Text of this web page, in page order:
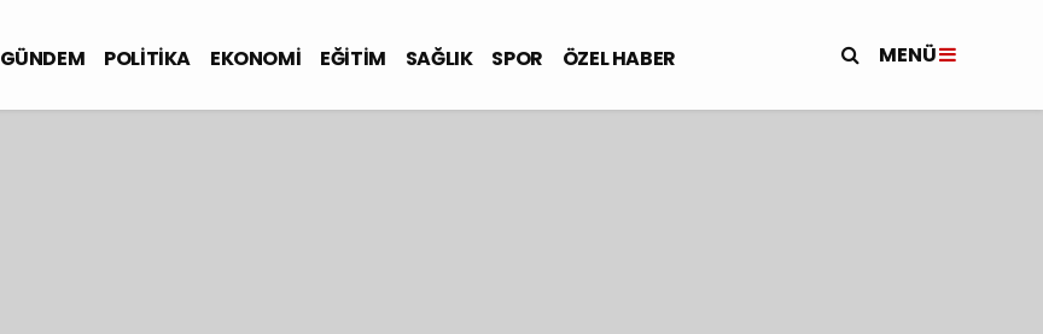
GÜNDEM POLİTİKA EKONOMİ EĞİTİM SAĞLIK SPOR ÖZEL HABER MENÜ